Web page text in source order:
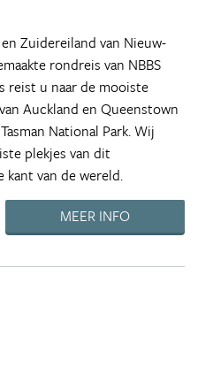
Zuidereiland van Nieuw-
rondreis van NBBS
reist u naar de mooiste
Auckland en Queenstown
National Park. Wij
plekjes van dit
kant van de wereld.
MEER INFO